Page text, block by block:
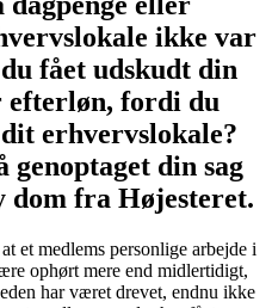
ikke var
fået udskudt din
efterløn, fordi du
erhvervslokale?
genoptaget din sag
dom fra Højesteret.
et medlems personlige arbejde i
ophørt mere end midlertidigt,
har været drevet, endnu ikke